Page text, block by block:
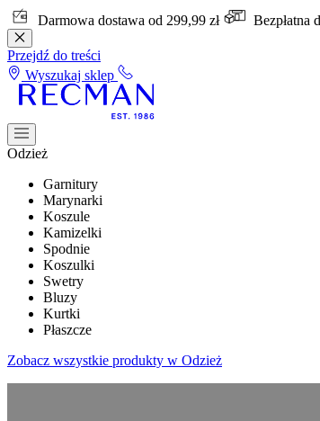
Darmowa dostawa od 299,99 zł Bezpłatna
Przejdź do treści
Wyszukaj sklep
Odzież
Garnitury
Marynarki
Koszule
Kamizelki
Spodnie
Koszulki
Swetry
Bluzy
Kurtki
Płaszcze
Zobacz wszystkie produkty w Odzież